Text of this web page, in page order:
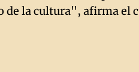
de la cultura", afirma el